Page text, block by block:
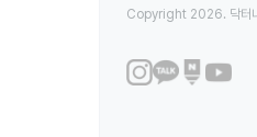
Copyright 2026. 닥터